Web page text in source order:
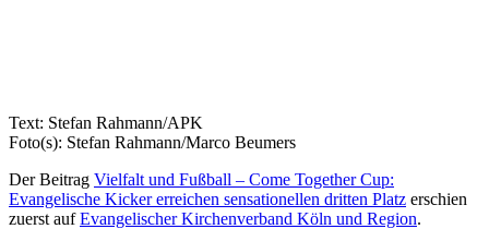
Text: Stefan Rahmann/APK
Foto(s): Stefan Rahmann/Marco Beumers
Der Beitrag Vielfalt und Fußball – Come Together Cup:
Evangelische Kicker erreichen sensationellen dritten Platz erschien
zuerst aufEvangelischer Kirchenverband Köln und Region.